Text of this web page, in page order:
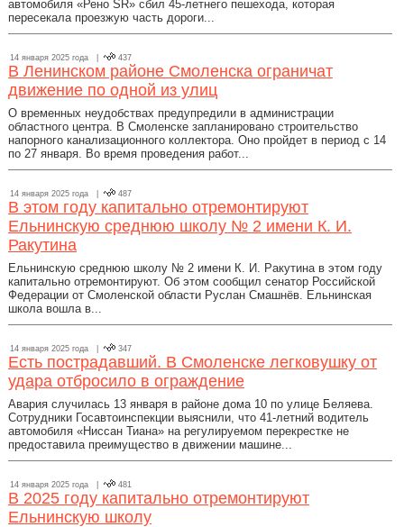
автомобиля «Рено SR» сбил 45-летнего пешехода, которая
пересекала проезжую часть дороги...
14 января 2025 года | 437
В Ленинском районе Смоленска ограничат
движение по одной из улиц
О временных неудобствах предупредили в администрации
областного центра. В Смоленске запланировано строительство
напорного канализационного коллектора. Оно пройдет в период с 14
по 27 января. Во время проведения работ...
14 января 2025 года | 487
В этом году капитально отремонтируют
Ельнинскую среднюю школу № 2 имени К. И.
Ракутина
Ельнинскую среднюю школу № 2 имени К. И. Ракутина в этом году
капитально отремонтируют. Об этом сообщил сенатор Российской
Федерации от Смоленской области Руслан Смашнёв. Ельнинская
школа вошла в...
14 января 2025 года | 347
Есть пострадавший. В Смоленске легковушку от
удара отбросило в ограждение
Авария случилась 13 января в районе дома 10 по улице Беляева.
Сотрудники Госавтоинспекции выяснили, что 41-летний водитель
автомобиля «Ниссан Тиана» на регулируемом перекрестке не
предоставила преимущество в движении машине...
14 января 2025 года | 481
В 2025 году капитально отремонтируют
Ельнинскую школу